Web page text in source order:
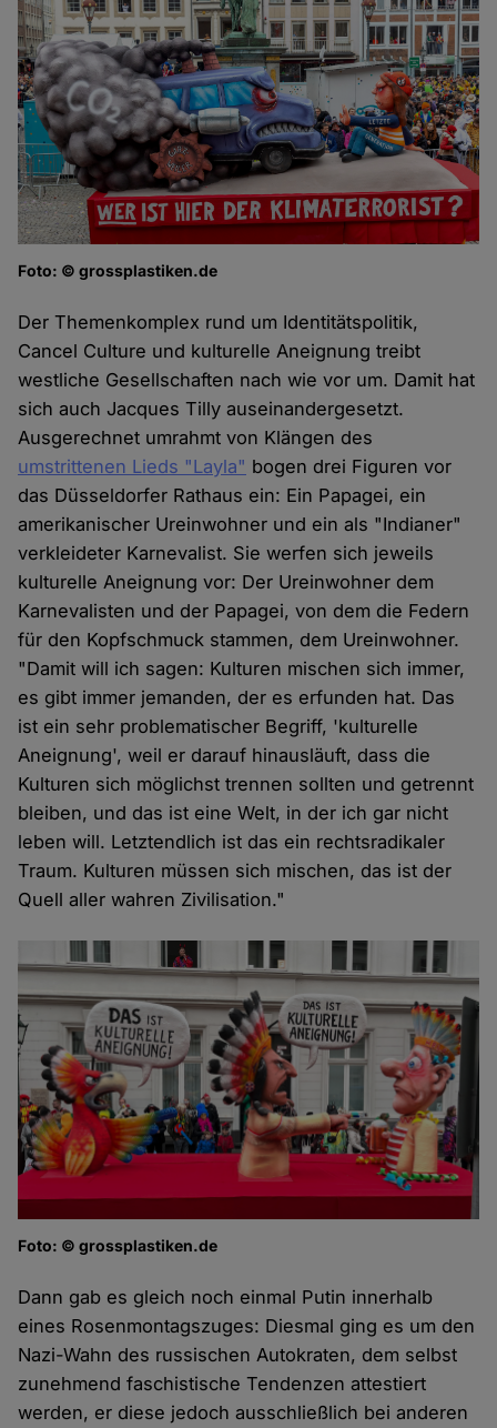
Foto: © grossplastiken.de
Der Themenkomplex rund um Identitätspolitik,
Cancel Culture und kulturelle Aneignung treibt
westliche Gesellschaften nach wie vor um. Damit hat
sich auch Jacques Tilly auseinandergesetzt.
Ausgerechnet umrahmt von Klängen des
umstrittenen Lieds "Layla" bogen drei Figuren vor
das Düsseldorfer Rathaus ein: Ein Papagei, ein
amerikanischer Ureinwohner und ein als "Indianer"
verkleideter Karnevalist. Sie werfen sich jeweils
kulturelle Aneignung vor: Der Ureinwohner dem
Karnevalisten und der Papagei, von dem die Federn
für den Kopfschmuck stammen, dem Ureinwohner.
"Damit will ich sagen: Kulturen mischen sich immer,
es gibt immer jemanden, der es erfunden hat. Das
ist ein sehr problematischer Begriff, 'kulturelle
Aneignung', weil er darauf hinausläuft, dass die
Kulturen sich möglichst trennen sollten und getrennt
bleiben, und das ist eine Welt, in der ich gar nicht
leben will. Letztendlich ist das ein rechtsradikaler
Traum. Kulturen müssen sich mischen, das ist der
Quell aller wahren Zivilisation."
Foto: © grossplastiken.de
Dann gab es gleich noch einmal Putin innerhalb
eines Rosenmontagszuges: Diesmal ging es um den
Nazi-Wahn des russischen Autokraten, dem selbst
zunehmend faschistische Tendenzen attestiert
werden, er diese jedoch ausschließlich bei anderen